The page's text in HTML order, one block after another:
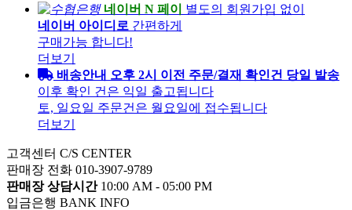
네이버 N 페이
별도의 회원가입 없이
네이버 아이디로 간편하게
구매가능 합니다!
더보기
배송안내 오후 2시 이전 주문/결재 확인건 당일 발송
이후 확인 건은 익일 출고됩니다
토, 일요일 주문건은 월요일에 접수됩니다
더보기
고객센터 C/S CENTER
판매장 전화 010-3907-9789
판매장 상담시간 10:00 AM - 05:00 PM
입금은행 BANK INFO